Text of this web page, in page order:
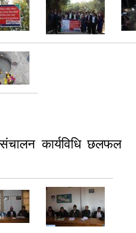
संचालन कार्यविधि छलफल